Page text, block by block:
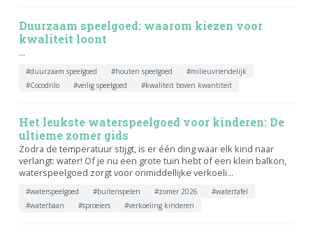
Duurzaam speelgoed: waarom kiezen voor
kwaliteit loont
...
#duurzaam speelgoed #houten speelgoed
#milieuvriendelijk
#Cocodrilo
#veilig speelgoed #kwaliteit boven kwantiteit
Het leukste waterspeelgoed voor kinderen: De
ultieme zomer gids
Zodra de temperatuur stijgt, is er één ding waar elk kind naar
verlangt: water! Of je nu een grote tuin hebt of een klein balkon,
waterspeelgoed zorgt voor onmiddellijke verkoeli...
#waterspeelgoed #buitenspelen #zomer 2026
#watertafel
#waterbaan
#sproeiers #verkoeling kinderen